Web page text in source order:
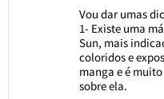
Vou dar umas
1- Existe uma
Sun, mais
coloridos e
manga e é
sobre ela.